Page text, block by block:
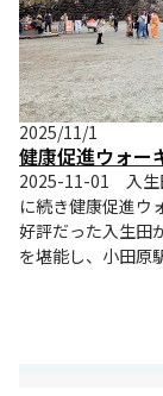
2025/11/1
健康促進ウォー
2025-11-01 入生
に続き健康促進ウ
好評だった入生田
を堪能し、小田